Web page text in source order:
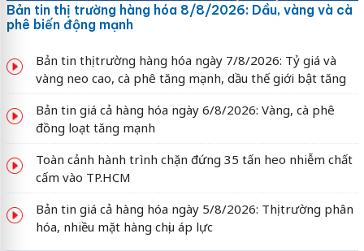
Bản tin thị trường hàng hóa 8/8/2026: Dầu, vàng và cà
phê biến động mạnh
Bản tin thị trường hàng hóa ngày 7/8/2026: Tỷ giá và
vàng neo cao, cà phê tăng mạnh, dầu thế giới bật tăng
Bản tin giá cả hàng hóa ngày 6/8/2026: Vàng, cà phê
đồng loạt tăng mạnh
Toàn cảnh hành trình chặn đứng 35 tấn heo nhiễm chất
cấm vào TP.HCM
Bản tin giá cả hàng hóa ngày 5/8/2026: Thị trường phân
hóa, nhiều mặt hàng chịu áp lực